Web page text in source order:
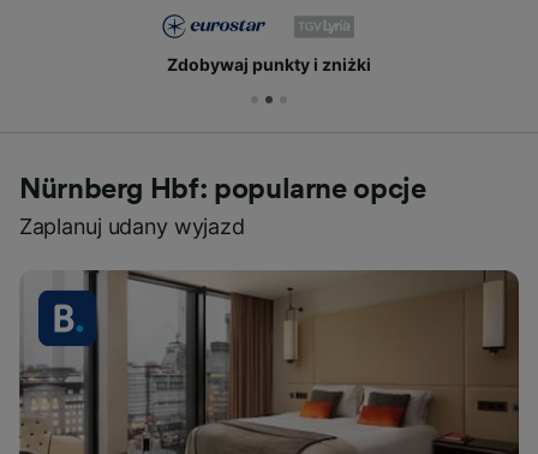
Zdobywaj punkty i zniżki
Nürnberg Hbf: popularne opcje
Zaplanuj udany wyjazd